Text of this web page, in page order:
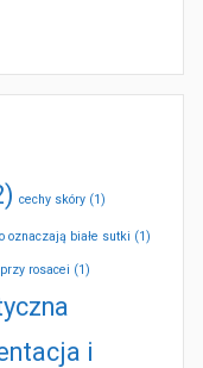
cechy skóry (1)
oznaczają białe sutki (1)
rosacei (1)
i